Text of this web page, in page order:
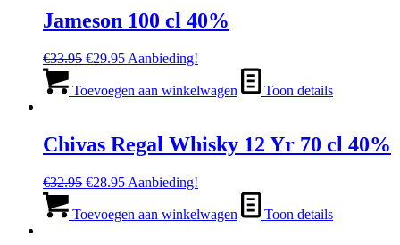
Jameson 100 cl 40%
€33.95 Oorspronkelijke
was:
€29.95Huidige
is:
Aanbieding!
Toevoegen aan winkelwagen Toon details
Chivas Regal Whisky 12 Yr 70 cl 40%
€32.95 Oorspronkelijke
was:
€28.95Huidige
is:
Aanbieding!
Toevoegen aan winkelwagen Toon details